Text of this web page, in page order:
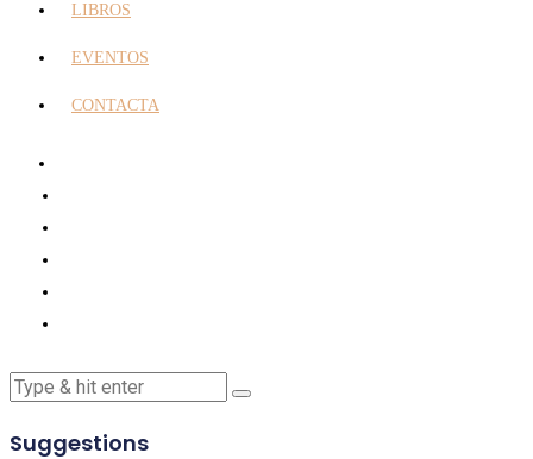
LIBROS
EVENTOS
CONTACTA
Suggestions